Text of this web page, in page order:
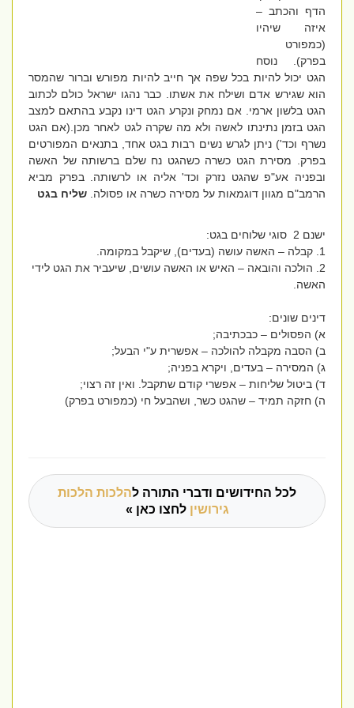
הדף והכתב –
איזה שיהיו
(כמפורט
בפרק). נוסח
הגט יכול להיות בכל שפה אך חייב להיות מפורש וברור שהמסר
הוא שגירש אדם ושילח את אשתו. כבר נהגו ישראל כולם לכתוב
הגט בלשון ארמי. אם נמחק ונקרע הגט דינו נקבע בהתאם למצב
הגט בזמן נתינתו לאשה ולא מה שקרה לגט לאחר מכן.(אם הגט
נשרף וכד') ניתן לגרש נשים רבות בגט אחד, בתנאים המפורטים
בפרק. מסירת הגט כשרה כשהגט נח שלם ברשותה של האשה
ובפניה אע"פ שהגט נזרק וכד' אליה או לרשותה. בפרק מביא
הרמב"ם מגוון דוגמאות על מסירה כשרה או פסולה. שליח בגט
ישנם 2 סוגי שלוחים בגט:
2. הולכה והובאה – האיש או האשה עושים, שיעביר את הגט לידי
האשה.
דינים שונים:
א) הפסולים – כבכתיבה;
ב) הסבה מקבלה להולכה – אפשרית ע"י הבעל;
ג) המסירה – בעדים, ויקרא בפניה;
ד) ביטול שליחות – אפשרי קודם שתקבל. ואין זה רצוי;
ה) חזקה תמיד – שהגט כשר, ושהבעל חי (כמפורט בפרק)
לכל החידושים ודברי התורה להלכות הלכות
גירושיןלחצו כאן »